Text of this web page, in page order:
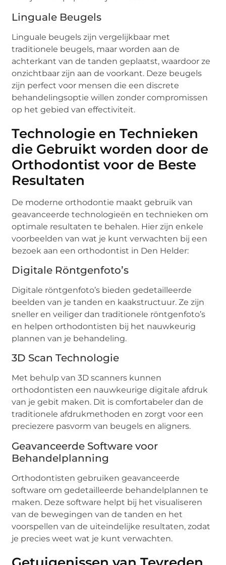
Linguale Beugels
Linguale beugels zijn vergelijkbaar met
traditionele beugels, maar worden aan de
achterkant van de tanden geplaatst, waardoor ze
onzichtbaar zijn aan de voorkant. Deze beugels
zijn perfect voor mensen die een discrete
behandelingsoptie willen zonder compromissen
op het gebied van effectiviteit.
Technologie en Technieken
die Gebruikt worden door de
Orthodontist voor de Beste
Resultaten
De moderne orthodontie maakt gebruik van
geavanceerde technologieën en technieken om
optimale resultaten te behalen. Hier zijn enkele
voorbeelden van wat je kunt verwachten bij een
bezoek aan een orthodontist in Den Helder:
Digitale Röntgenfoto’s
Digitale röntgenfoto’s bieden gedetailleerde
beelden van je tanden en kaakstructuur. Ze zijn
sneller en veiliger dan traditionele röntgenfoto’s
en helpen orthodontisten bij het nauwkeurig
plannen van je behandeling.
3D Scan Technologie
Met behulp van 3D scanners kunnen
orthodontisten een nauwkeurige digitale afdruk
van je gebit maken. Dit is comfortabeler dan de
traditionele afdrukmethoden en zorgt voor een
preciezere pasvorm van beugels en aligners.
Geavanceerde Software voor
Behandelplanning
Orthodontisten gebruiken geavanceerde
software om gedetailleerde behandelplannen te
maken. Deze software helpt bij het visualiseren
van de bewegingen van de tanden en het
voorspellen van de uiteindelijke resultaten, zodat
je precies weet wat je kunt verwachten.